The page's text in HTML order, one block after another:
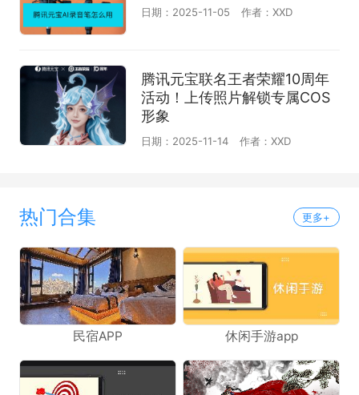
日期：2025-11-05 作者：XXD
腾讯元宝联名王者荣耀10周年
活动！上传照片解锁专属COS
形象
日期：2025-11-14 作者：XXD
热门合集 更多+
民宿APP 休闲手游app